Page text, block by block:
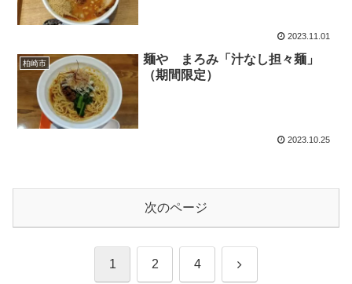
2023.11.01
柏崎市
麺や まろみ「汁なし担々麺」
（期間限定）
2023.10.25
次のページ
1 2 4 次